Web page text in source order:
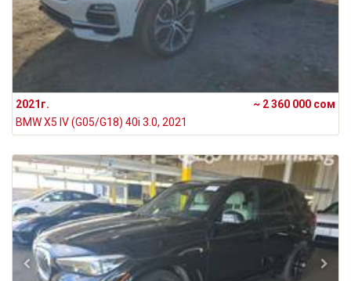
2021г.
~ 2 360 000 сом
BMW X5 IV (G05/G18) 40i 3.0, 2021